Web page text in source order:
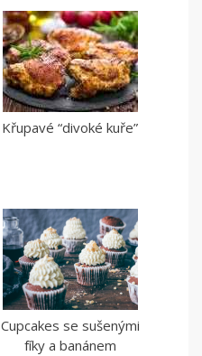
Křupavé “divoké kuře”
Cupcakes se sušenými
fíky a banánem